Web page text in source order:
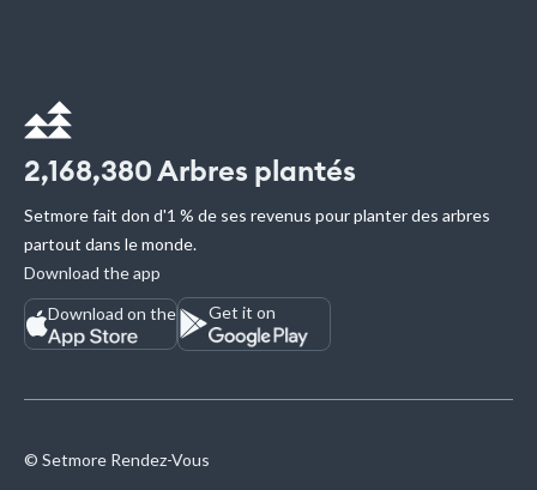
2,168,380 Arbres plantés
Setmore fait don d'1 % de ses revenus pour planter des arbres
partout dans le monde.
Download the app
Download on the
Get it on
© Setmore Rendez-Vous